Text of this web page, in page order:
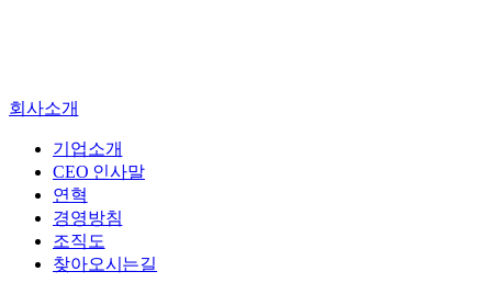
조직도
엔지니어링
진단
건설사업관리
엔지니어링
회사소개
기업소개
CEO 인사말
연혁
경영방침
조직도
찾아오시는길